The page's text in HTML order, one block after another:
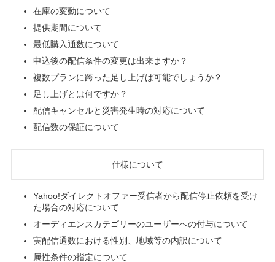
在庫の変動について
提供期間について
最低購入通数について
申込後の配信条件の変更は出来ますか？
複数プランに跨った足し上げは可能でしょうか？
足し上げとは何ですか？
配信キャンセルと災害発生時の対応について
配信数の保証について
仕様について
Yahoo!ダイレクトオファー受信者から配信停止依頼を受け
た場合の対応について
オーディエンスカテゴリーのユーザーへの付与について
実配信通数における性別、地域等の内訳について
属性条件の指定について